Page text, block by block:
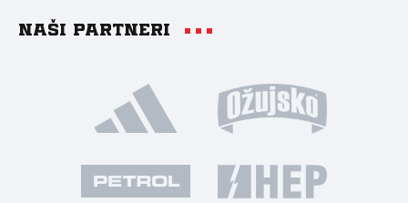
Naši partneri